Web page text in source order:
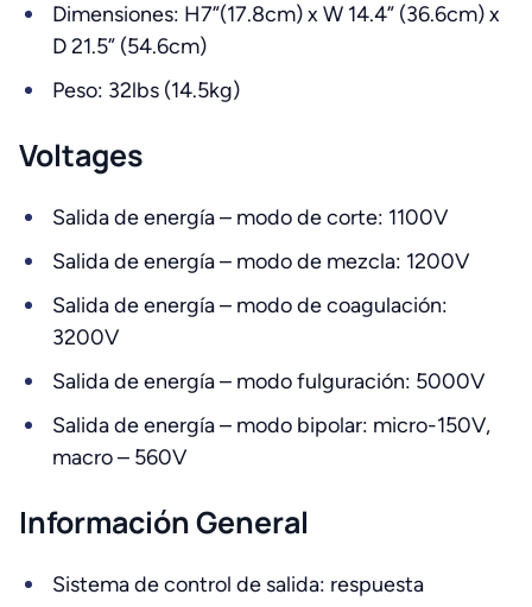
Dimensiones: H7”(17.8cm) x W 14.4” (36.6cm) x
D 21.5” (54.6cm)
Peso: 32lbs (14.5kg)
Voltages
Salida de energía – modo de corte: 1100V
Salida de energía – modo de mezcla: 1200V
Salida de energía – modo de coagulación:
3200V
Salida de energía – modo fulguración: 5000V
Salida de energía – modo bipolar: micro-150V,
macro – 560V
Información General
Sistema de control de salida: respuesta